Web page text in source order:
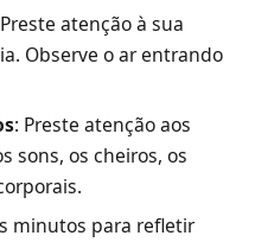
atenção à sua
Observe o ar entrando
: Preste atenção aos
sons, os cheiros, os
minutos para refletir